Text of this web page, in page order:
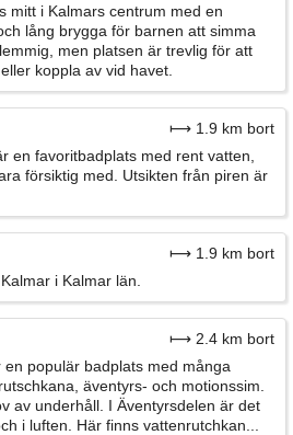
mitt i Kalmars centrum med en
lång brygga för barnen att simma
men platsen är trevlig för att
koppla av vid havet.
⟼ 1.9 km bort
en favoritbadplats med rent vatten,
försiktig med. Utsikten från piren är
⟼ 1.9 km bort
i Kalmar län.
⟼ 2.4 km bort
populär badplats med många
äventyrs- och motionssim.
av underhåll. I Äventyrsdelen är det
i luften. Här finns vattenrutchkan...